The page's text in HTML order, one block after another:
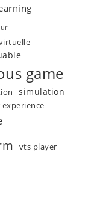
game
simulation
experience
vts player